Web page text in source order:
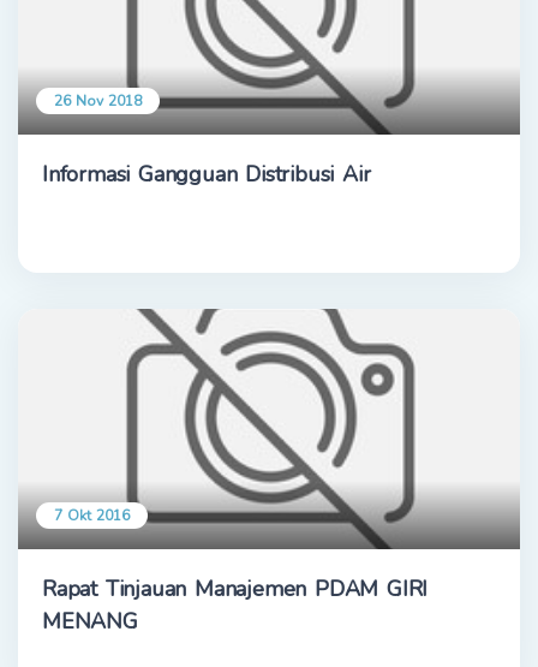
26 Nov 2018
Informasi Gangguan Distribusi Air
7 Okt 2016
Rapat Tinjauan Manajemen PDAM GIRI
MENANG